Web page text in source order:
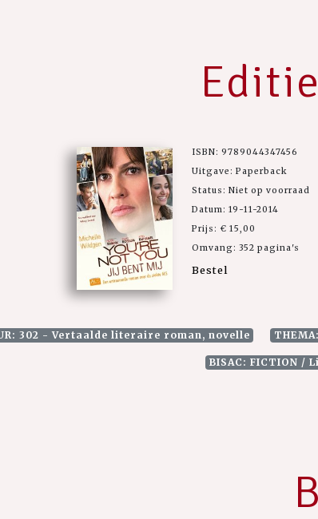
ISBN: 9789044347456
Uitgave: Paperback
Status: Niet op voorraad
Datum: 19-11-2014
Prijs: € 15,00
Omvang: 352 pagina's
Bestel
302 - Vertaalde literaire roman, novelle
BISAC: FICTION /